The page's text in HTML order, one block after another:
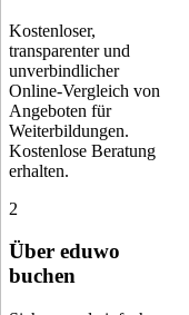
Kostenloser,
transparenter und
unverbindlicher
Online-Vergleich von
Angeboten für
Weiterbildungen.
Kostenlose Beratung
erhalten.
2
Über eduwo
buchen